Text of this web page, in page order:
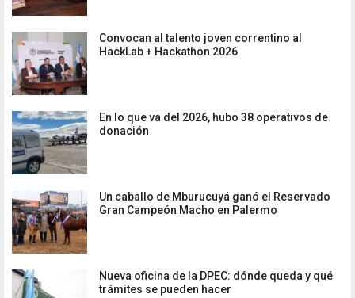
Convocan al talento joven correntino al
HackLab + Hackathon 2026
En lo que va del 2026, hubo 38 operativos de
donación
Un caballo de Mburucuyá ganó el Reservado
Gran Campeón Macho en Palermo
Nueva oficina de la DPEC: dónde queda y qué
trámites se pueden hacer